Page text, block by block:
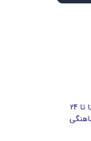
پس از بررسی کارشناسان کلینیک ویپ نهایتا تا 24